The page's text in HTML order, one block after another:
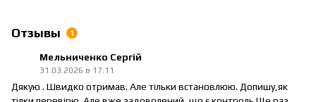
Отзывы 1
Мельниченко Сергій
31.03.2026 в 17:11
Дякую . Швидко отримав. Але тільки встановлюю. Допишу,як